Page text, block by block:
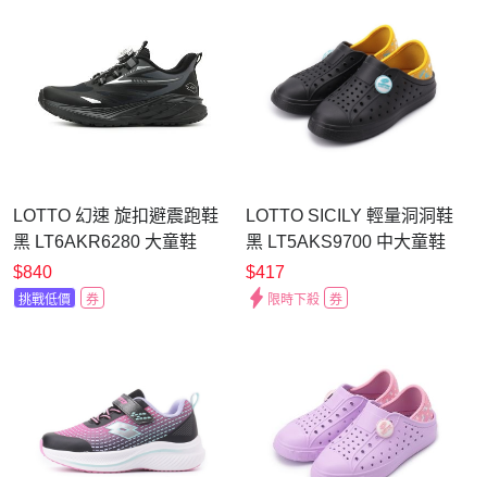
LOTTO 幻速 旋扣避震跑鞋
黑 LT6AKR6280 大童鞋
$840
挑戰低價 券
LOTTO SICILY 輕量洞洞鞋
黑 LT5AKS9700 中大童鞋
$417
限時下殺 券